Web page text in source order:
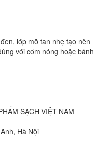
lớp mỡ tan nhẹ tạo nên
với cơm nóng hoặc bánh
SẠCH VIỆT NAM
Hà Nội